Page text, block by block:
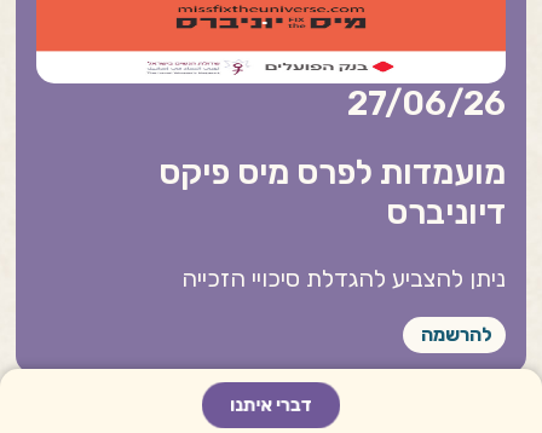
27/06/26
מועמדות לפרס מיס פיקס
דיוניברס
ניתן להצביע להגדלת סיכויי הזכייה
להרשמה
דברי איתנו